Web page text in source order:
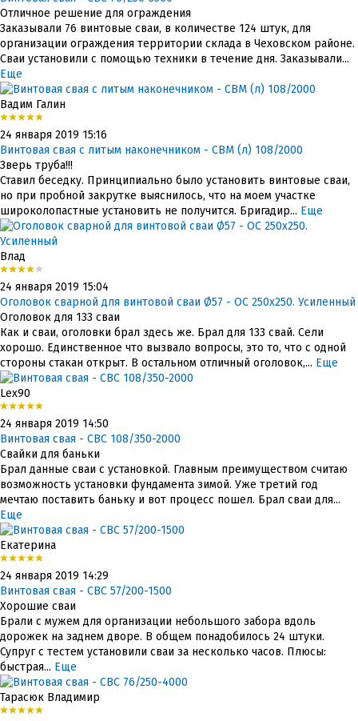
Отличное решение для ограждения
Заказывали 76 винтовые сваи, в количестве 124 штук, для
организации ограждения территории склада в Чеховском районе.
Сваи установили с помощью техники в течение дня. Заказывали...
Еще
Вадим Галин
24 января 2019 15:16
Винтовая свая с литым наконечником - СВМ (л) 108/2000
Зверь труба!!!
Ставил беседку. Принципиально было установить винтовые сваи,
но при пробной закрутке выяснилось, что на моем участке
широколопастные установить не получится. Бригадир... Еще
Влад
24 января 2019 15:04
Оголовок сварной для винтовой сваи Ø57 - ОС 250x250. Усиленный
Оголовок для 133 сваи
Как и сваи, оголовки брал здесь же. Брал для 133 свай. Сели
хорошо. Единственное что вызвало вопросы, это то, что с одной
стороны стакан открыт. В остальном отличный оголовок,... Еще
Lex90
24 января 2019 14:50
Винтовая свая - СВС 108/350-2000
Свайки для баньки
Брал данные сваи с установкой. Главным преимуществом считаю
возможность установки фундамента зимой. Уже третий год
мечтаю поставить баньку и вот процесс пошел. Брал сваи для...
Еще
Екатерина
24 января 2019 14:29
Винтовая свая - СВС 57/200-1500
Хорошие сваи
Брали с мужем для организации небольшого забора вдоль
дорожек на заднем дворе. В общем понадобилось 24 штуки.
Супруг с тестем установили сваи за несколько часов. Плюсы:
быстрая... Еще
Тарасюк Владимир